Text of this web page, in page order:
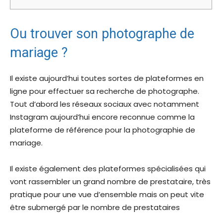
Ou trouver son photographe de
mariage ?
Il existe aujourd’hui toutes sortes de plateformes en
ligne pour effectuer sa recherche de photographe.
Tout d’abord les réseaux sociaux avec notamment
Instagram aujourd’hui encore reconnue comme la
plateforme de référence pour la photographie de
mariage.
Il existe également des plateformes spécialisées qui
vont rassembler un grand nombre de prestataire, très
pratique pour une vue d’ensemble mais on peut vite
être submergé par le nombre de prestataires